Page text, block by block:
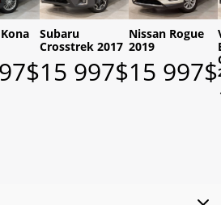
$
Subaru
Crosstrek 2017
15 997$
Nissan Rogue
2019
15 997$